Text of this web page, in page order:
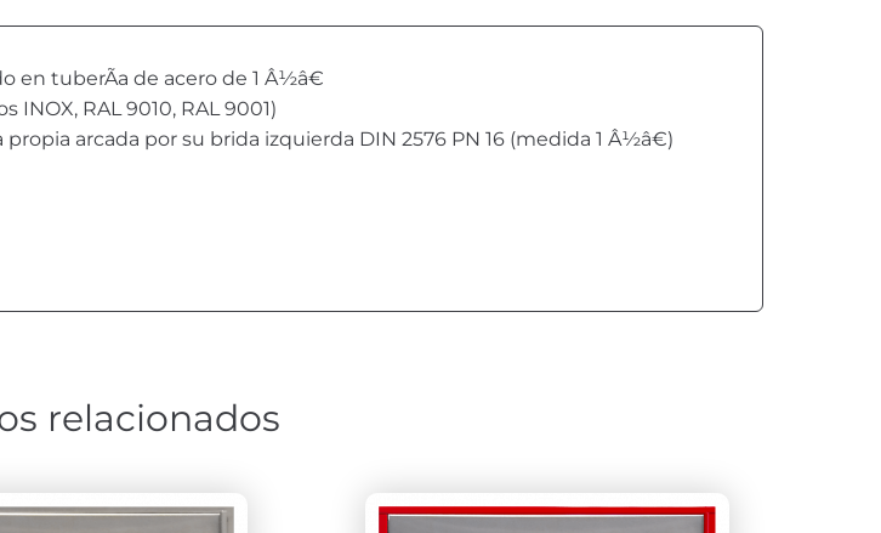
en tuberÃ­a de acero de 1 Â½â€
RAL 9010, RAL 9001)
arcada por su brida izquierda DIN 2576 PN 16 (medida 1 Â½â€)
relacionados